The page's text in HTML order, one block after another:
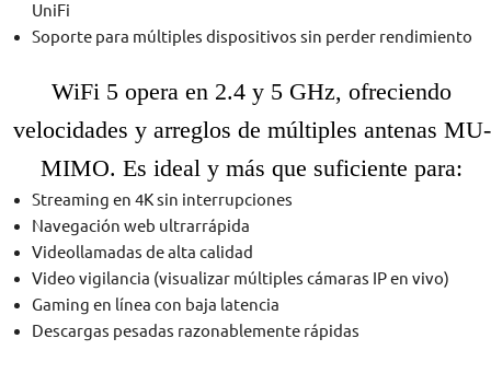
UniFi
Soporte para múltiples dispositivos sin perder rendimiento
WiFi 5 opera en 2.4 y 5 GHz, ofreciendo
velocidades y arreglos de múltiples antenas MU-
MIMO. Es ideal y más que suficiente para:
Streaming en 4K sin interrupciones
Navegación web ultrarrápida
Videollamadas de alta calidad
Video vigilancia (visualizar múltiples cámaras IP en vivo)
Gaming en línea con baja latencia
Descargas pesadas razonablemente rápidas